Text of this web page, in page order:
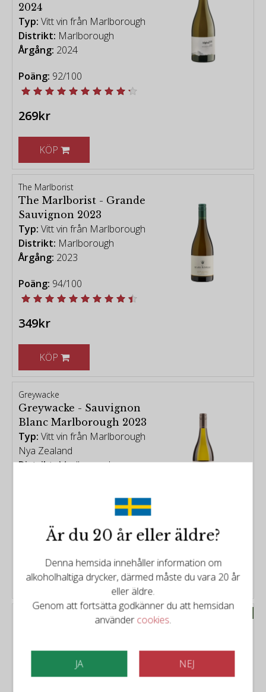
2024
Typ: Vitt vin från Marlborough
Distrikt: Marlborough
Årgång: 2024
Poäng: 92/100
269kr
KÖP
The Marlborist
The Marlborist - Grande
Sauvignon 2023
Typ: Vitt vin från Marlborough
Distrikt: Marlborough
Årgång: 2023
Poäng: 94/100
349kr
KÖP
Greywacke
Greywacke - Sauvignon
Blanc Marlborough 2023
Typ: Vitt vin från Marlborough
Nya Zealand
Distrikt:Marlborough
259kr
KÖP
Prissänkt
mousserande vin.
Är du 20 år eller äldre?
Denna hemsida innehåller information om
alkoholhaltiga drycker, därmed måste du vara 20 år
eller äldre.
Genom att fortsätta godkänner du att hemsidan
användercookies.
JA NEJ